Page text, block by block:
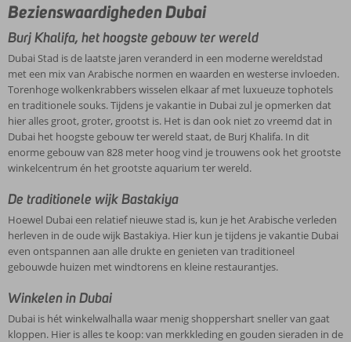
28 februari t/m 29 maart: Ramadan
30 maart: Eid Al Fitr (Suikerfeest)
5 juni: Arafat dag
5 juni t/m 8 juni: Eid al-Adha (Offerfeest)
26 juni: Al-Hijra (Islamitisch nieuw jaar)
4 september t/m 5 september: Mawlid an-Nabi (geboortedag
van de profeet Mohammed)
30 november: Herdenkingsdag
2 december: Nationale dag
Munteenheid
In Dubai wordt betaald met de Dirham. De officiële afkorting van de
Dirham is AED, maar in winkels kun je ook de afkortingen "Dh" of
"Dhs" tegenkomen. Het gaat hier allemaal om dezelfde
munteenheid. De Dirham is gekoppeld aan de Amerikaanse Dollar.
Eén Dirham is ongeveer 0,25 euro.
Alarmnummers
Algemeen: 999
Politie: 999
Ambulance: 998
Brandweer: 997
Bezienswaardigheden Dubai
Burj Khalifa, het hoogste gebouw ter wereld
Dubai Stad is de laatste jaren veranderd in een moderne wereldstad
met een mix van Arabische normen en waarden en westerse invloeden.
Torenhoge wolkenkrabbers wisselen elkaar af met luxueuze tophotels
en traditionele souks. Tijdens je vakantie in Dubai zul je opmerken dat
hier alles groot, groter, grootst is. Het is dan ook niet zo vreemd dat in
Dubai het hoogste gebouw ter wereld staat, de Burj Khalifa. In dit
enorme gebouw van 828 meter hoog vind je trouwens ook het grootste
winkelcentrum én het grootste aquarium ter wereld.
De traditionele wijk Bastakiya
Hoewel Dubai een relatief nieuwe stad is, kun je het Arabische verleden
herleven in de oude wijk Bastakiya. Hier kun je tijdens je vakantie Dubai
even ontspannen aan alle drukte en genieten van traditioneel
gebouwde huizen met windtorens en kleine restaurantjes.
Winkelen in Dubai
Dubai is hét winkelwalhalla waar menig shoppershart sneller van gaat
kloppen. Hier is alles te koop: van merkkleding en gouden sieraden in de